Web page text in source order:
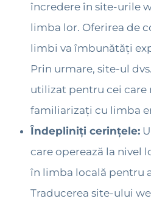
încredere în site-urile
limba lor. Oferirea de
limbi va îmbunătăți
Prin urmare, site-ul
utilizat pentru cei care
familiarizați cu limba
Îndepliniți cerințele:
care operează la nivel
în limba locală pentru
Traducerea site-ului